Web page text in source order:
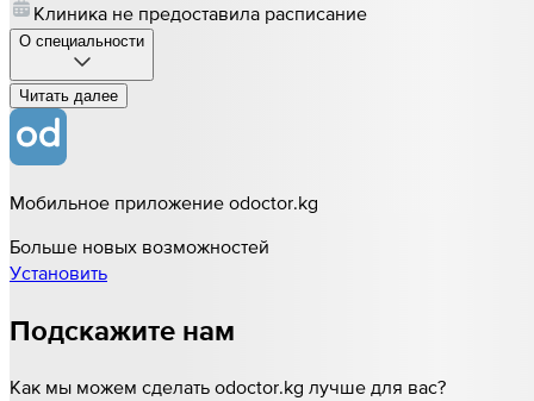
Клиника не предоставила расписание
О специальности
Читать далee
Мобильное приложение odoctor.kg
Больше новых возможностей
Установить
Подскажите нам
Как мы можем сделать odoctor.kg лучше для вас?